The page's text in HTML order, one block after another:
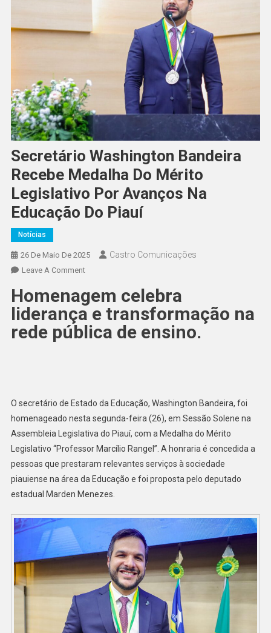
Secretário Washington Bandeira
Recebe Medalha Do Mérito
Legislativo Por Avanços Na
Educação Do Piauí
Notícias
26 De Maio De 2025 Castro Comunicações
Leave A Comment
Homenagem celebra
liderança e transformação na
rede pública de ensino.
O secretário de Estado da Educação, Washington Bandeira, foi
homenageado nesta segunda-feira (26), em Sessão Solene na
Assembleia Legislativa do Piauí, com a Medalha do Mérito
Legislativo “Professor Marcílio Rangel”. A honraria é concedida a
pessoas que prestaram relevantes serviços à sociedade
piauiense na área da Educação e foi proposta pelo deputado
estadual Marden Menezes.